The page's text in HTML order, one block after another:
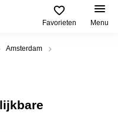
Favorieten Menu
Amsterdam